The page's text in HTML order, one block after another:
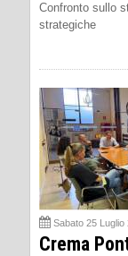
Confronto sullo
strategiche
Sabato 25 Luglio
Crema